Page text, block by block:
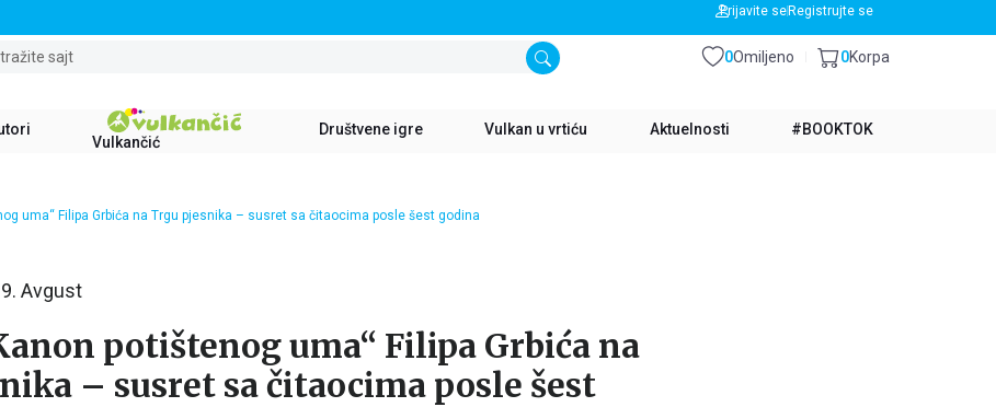
BESPLATNA DOSTAVA ZA IZNOS PREKO 3500 RSD
Prijavite se Registrujte se
sajt Omiljeno
0 Korpa
0
Vulkančić
Društvene igre Vulkan u vrtiću Aktuelnosti #BOOKTOK
uma“ Filipa Grbića na Trgu pjesnika – susret sa čitaocima posle šest godina
Avgust
potištenog uma“ Filipa Grbića na
– susret sa čitaocima posle šest